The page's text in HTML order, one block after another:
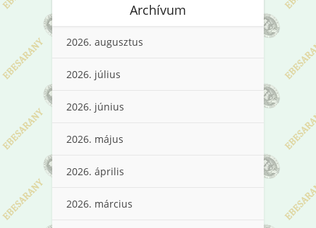
Archívum
2026. augusztus
2026. július
2026. június
2026. május
2026. április
2026. március